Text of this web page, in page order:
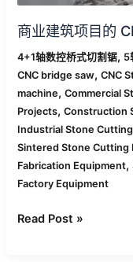
商业建筑项目的
4+1轴数控桥式切割锯, 5
CNC bridge saw,CNC
machine,Commercial
Projects,Construction
Industrial Stone
Sintered Stone Cutting
Fabrication Equipment,
Factory Equipment
Read Post »